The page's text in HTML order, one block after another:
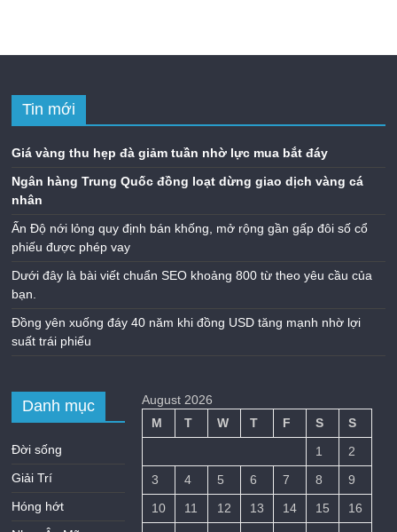
Tin mới
Giá vàng thu hẹp đà giảm tuần nhờ lực mua bắt đáy
Ngân hàng Trung Quốc đồng loạt dừng giao dịch vàng cá
nhân
Ấn Độ nới lỏng quy định bán khống, mở rộng gần gấp đôi số cổ
phiếu được phép vay
Dưới đây là bài viết chuẩn SEO khoảng 800 từ theo yêu cầu của
bạn.
Đồng yên xuống đáy 40 năm khi đồng USD tăng mạnh nhờ lợi
suất trái phiếu
Danh mục
Đời sống
Giải Trí
Hóng hớt
August 2026
M
T W T F S
S
1
2
3
4 5 6 7 8
9
10
11 12 13 14 15
16